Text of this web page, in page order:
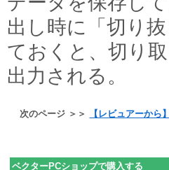
出し時に「切り
ておくと、切り
出力される。
次のページ ＞＞ 【レビュアーか
ベクターPCショップで購入する